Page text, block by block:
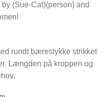
(Sue-Cat)(person) and
rundt bærestykke strikket
Længden på kroppen og